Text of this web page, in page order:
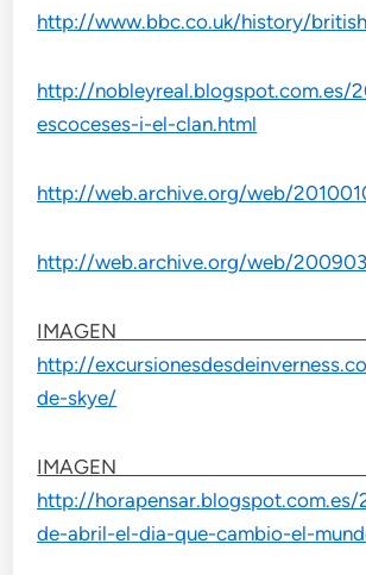
http://www.bbc.co.uk/history/
http://nobleyreal.blogspot.com.es/
escoceses-i-el-clan.html
http://web.archive.org/web/
http://web.archive.org/web/
http://
de-skye/
http://
de-abril-el-dia-que-cambio-el-